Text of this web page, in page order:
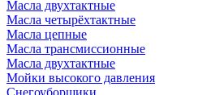
Масла двухтактные
Масла четырёхтактные
Масла цепные
Масла трансмиссионные
Масла двухтактные
Мойки высокого давления
Снегоуборщики